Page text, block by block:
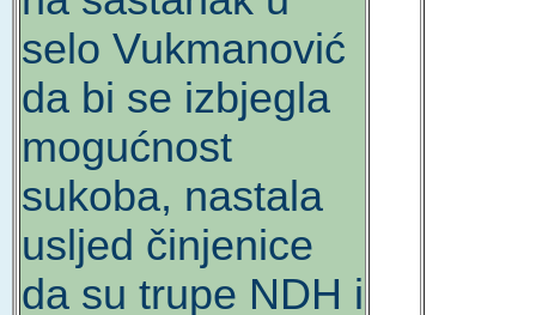
selo Vukmanović
da bi se izbjegla
mogućnost
sukoba, nastala
usljed činjenice
da su trupe NDH i